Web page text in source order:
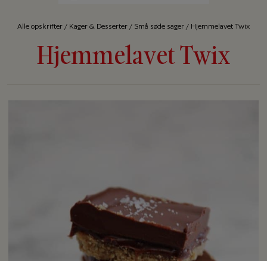
Alle op­skrif­ter / Kager & Desserter / Små søde sager / Hjemmelavet Twix
Hjemmelavet Twix